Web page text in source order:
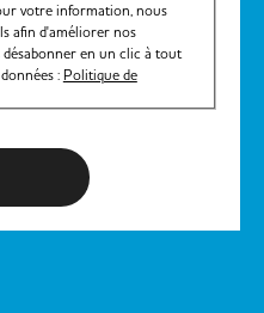
votre information, nous
afin d'améliorer nos
en un clic à tout
:Politique de